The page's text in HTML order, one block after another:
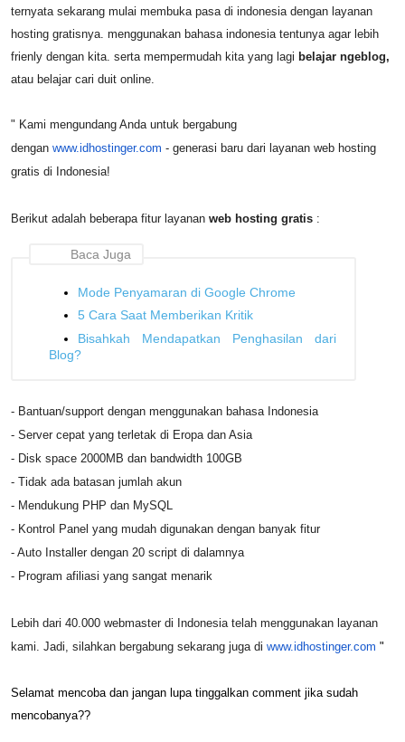
ternyata sekarang mulai membuka pasa di indonesia dengan layanan
hosting gratisnya. menggunakan bahasa indonesia tentunya agar lebih
frienly dengan kita. serta mempermudah kita yang lagi belajar ngeblog,
atau belajar cari duit online
" Kami mengundang Anda untuk bergabung
dengan www.idhostinger.com - generasi baru dari layanan web hosting
gratis di Indonesia!
Berikut adalah beberapa fitur layanan web hosting gratis :
Baca Juga
Mode Penyamaran di Google Chrome
5 Cara Saat Memberikan Kritik
Bisahkah Mendapatkan Penghasilan dari
Blog?
- Bantuan/support dengan menggunakan bahasa Indonesia
- Server cepat yang terletak di Eropa dan Asia
- Disk space 2000MB dan bandwidth 100GB
- Tidak ada batasan jumlah akun
- Mendukung PHP dan MySQL
- Kontrol Panel yang mudah digunakan dengan banyak fitur
- Auto Installer dengan 20 script di dalamnya
- Program afiliasi yang sangat menarik
Lebih dari 40.000 webmaster di Indonesia telah menggunakan layanan
kami. Jadi, silahkan bergabung sekarang juga di www.idhostinger.com "
Selamat mencoba dan jangan lupa tinggalkan comment jika sudah
mencobanya??